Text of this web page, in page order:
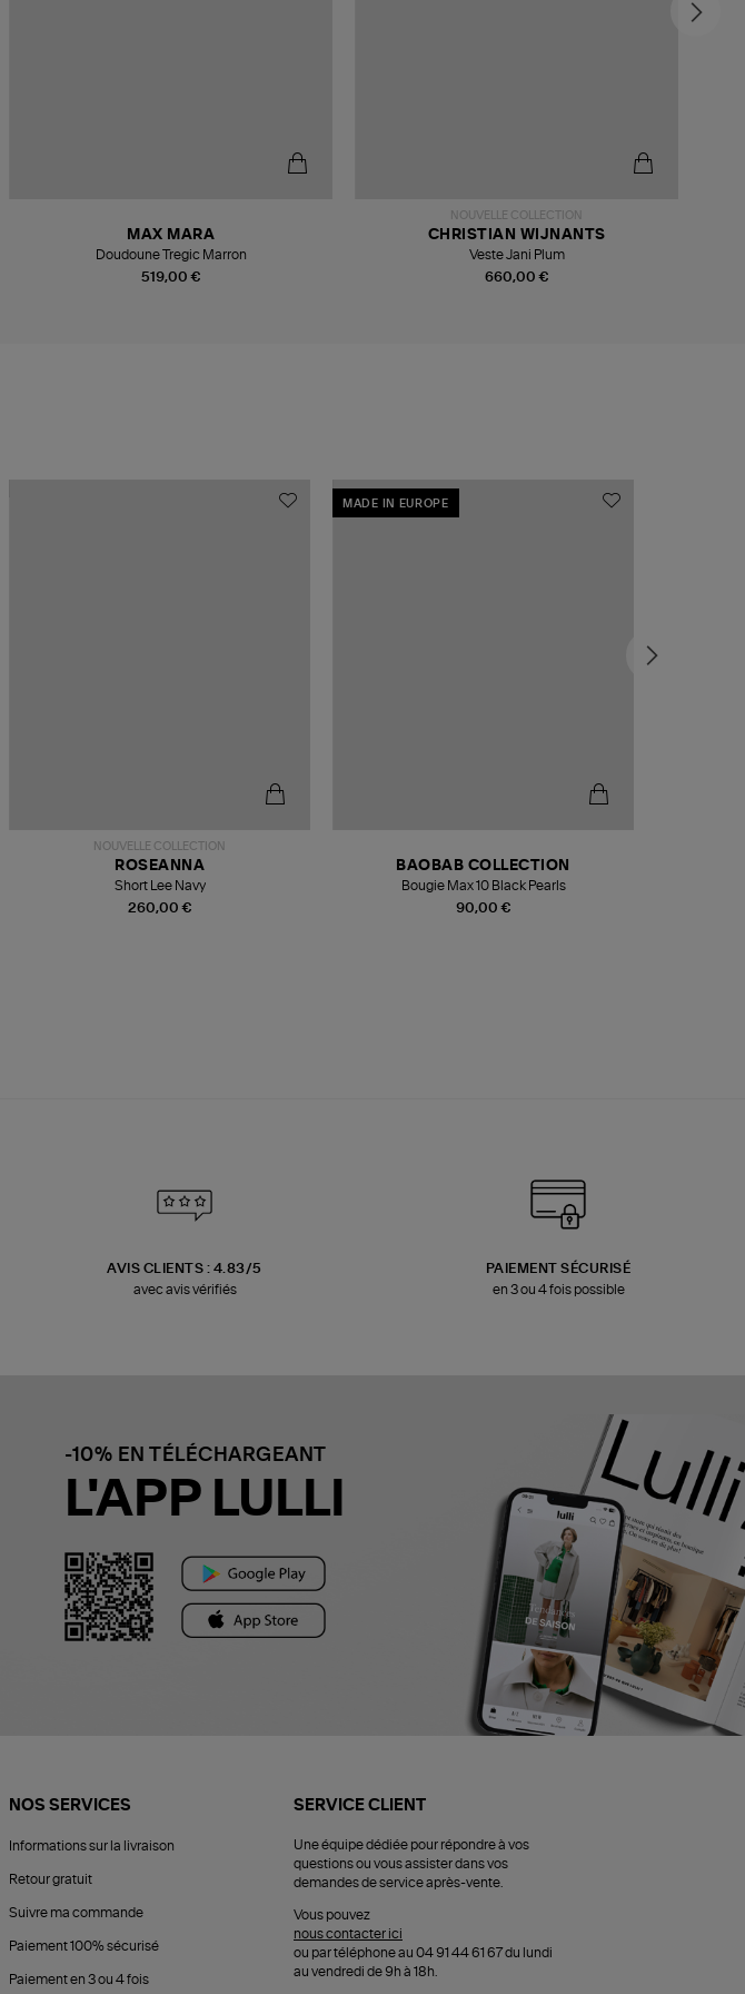
519,00 €
MAX MARA
Doudoune Tregic Marron
NOUVELLE COLLECTION
660,00 €
CHRISTIAN WIJNANTS
Veste Jani Plum
NOUVELLE COLLECTION
260,00 €
ROSEANNA
Short Lee Navy
MADE IN EUROPE
90,00 €
BAOBAB COLLECTION
Bougie Max 10 Black Pearls
AVIS CLIENTS : 4.83/5
avec avis vérifiés
PAIEMENT SÉCURISÉ
en 3 ou 4 fois possible
-10% EN TÉLÉCHARGEANT
L'APP LULLI
NOS SERVICES
Informations sur la livraison
Retour gratuit
Suivre ma commande
Paiement 100% sécurisé
Paiement en 3 ou 4 fois
SERVICE CLIENT
Une équipe dédiée pour répondre à vos
questions ou vous assister dans vos
demandes de service après-vente.
Vous pouvez
nous contacter ici
ou par téléphone au 04 91 44 61 67 du lundi
au vendredi de 9h à 18h.